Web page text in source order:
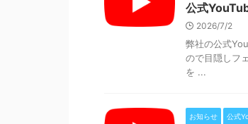
公式
2026/7/2
弊社の公式
ので目隠しフ
を ...
お知らせ 公式